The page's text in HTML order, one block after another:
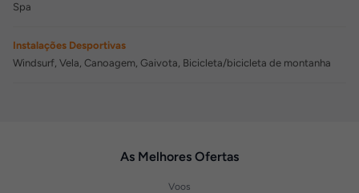
Spa
Instalações Desportivas
Windsurf, Vela, Canoagem, Gaivota, Bicicleta/bicicleta de montanha
As Melhores Ofertas
Voos